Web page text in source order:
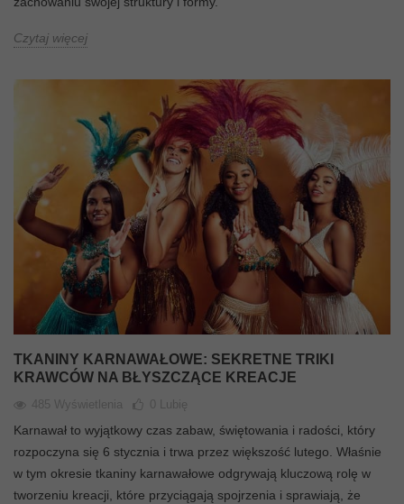
Czytaj więcej
TKANINY KARNAWAŁOWE: SEKRETNE TRIKI
KRAWCÓW NA BŁYSZCZĄCE KREACJE
485 Wyświetlenia 0 Lubię
Karnawał to wyjątkowy czas zabaw, świętowania i radości, który
rozpoczyna się 6 stycznia i trwa przez większość lutego. Właśnie
w tym okresie tkaniny karnawałowe odgrywają kluczową rolę w
tworzeniu kreacji, które przyciągają spojrzenia i sprawiają, że